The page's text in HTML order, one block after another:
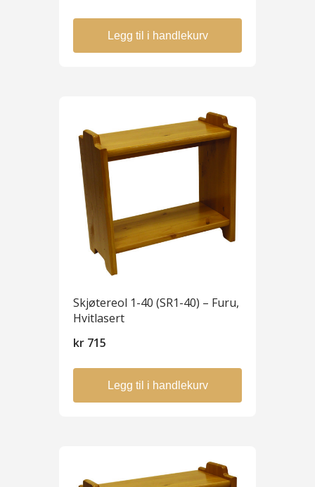
Legg til i handlekurv
Skjøtereol 1-40 (SR1-40) – Furu,
Hvitlasert
kr 715
Legg til i handlekurv